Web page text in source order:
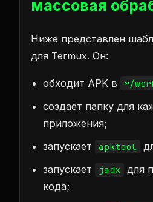
массовая
Ниже представлен
для Termux. Он:
обходит APK в ~/
создаёт папку для
приложения;
запускает
apktool
запускает
jadx
для
кода;